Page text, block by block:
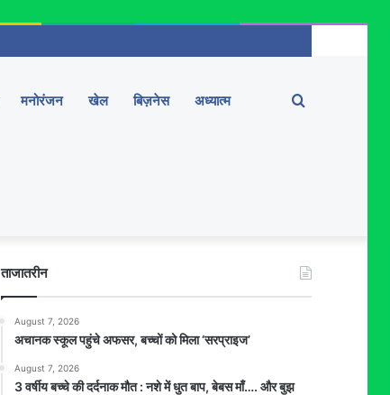
मनोरंजन खेल बिज़नेस अध्यात्म Search
ताजातरीन
August 7, 2026
अचानक स्कूल पहुंचे अफसर, बच्चों को मिला ‘सरप्राइज’
August 7, 2026
3 वर्षीय बच्चे की दर्दनाक मौत : नशे में धुत बाप, बेबस माँ…. और बुझ